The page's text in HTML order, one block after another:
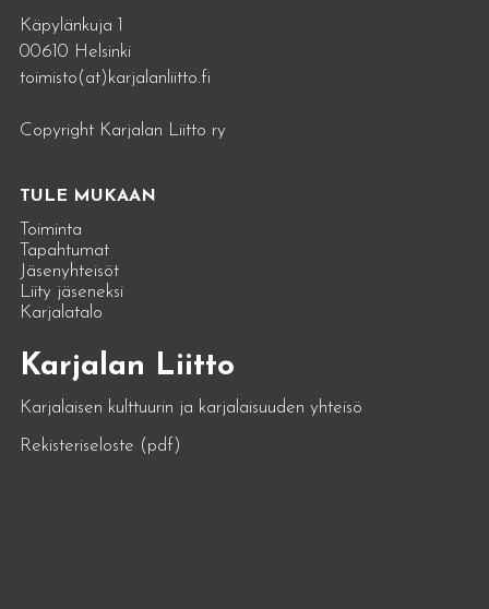
Käpylänkuja 1
00610 Helsinki
toimisto(at)karjalanliitto.fi
Copyright Karjalan Liitto ry
TULE MUKAAN
Toiminta
Tapahtumat
Jäsenyhteisöt
Liity jäseneksi
Karjalatalo
Karjalan Liitto
Karjalaisen kulttuurin ja karjalaisuuden yhteisö
Rekisteriseloste (pdf)